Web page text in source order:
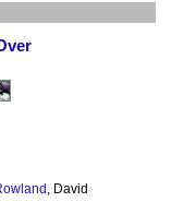
, David